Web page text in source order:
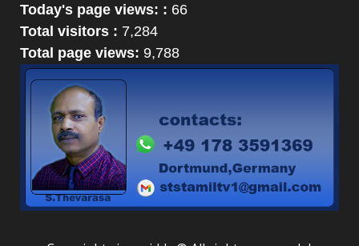
Today's page views: : 66
Total visitors : 7,284
Total page views: 9,788